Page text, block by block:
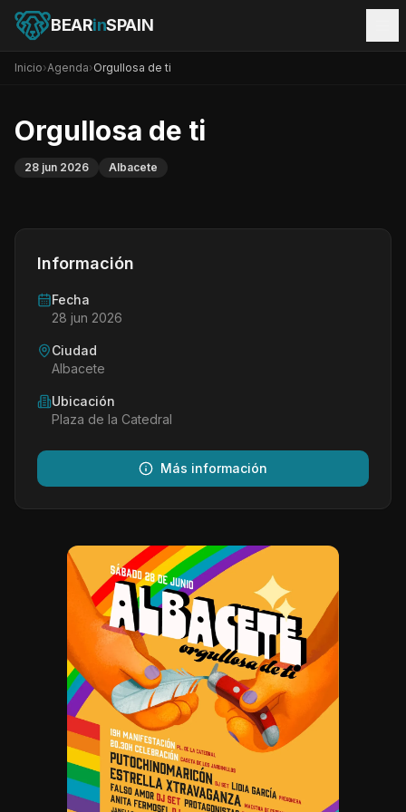
BEARinSPAIN
Inicio›Agenda›Orgullosa de ti
Orgullosa de ti
28 jun 2026 Albacete
Información
Fecha
28 jun 2026
Ciudad
Albacete
Ubicación
Plaza de la Catedral
Más información